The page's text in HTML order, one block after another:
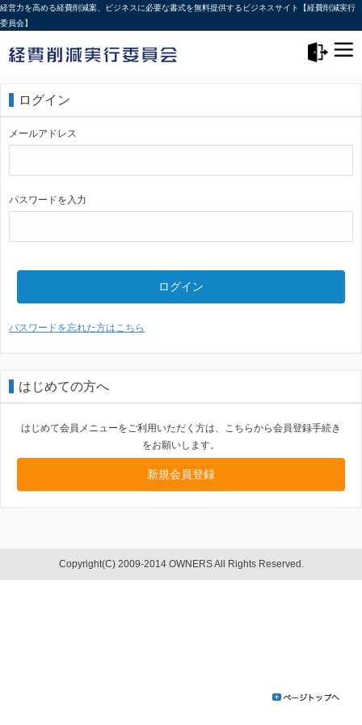
経営力を高める経費削減案、ビジネスに必要な書式を無料提供するビジネスサイト【経費削減実行
委員会】
ログイン
メールアドレス
パスワードを入力
ログイン
パスワードを忘れた方はこちら
はじめての方へ
はじめて会員メニューをご利用いただく方は、こちらから会員登録手続き
をお願いします。
新規会員登録
Copyright(C) 2009-2014 OWNERS All Rights Reserved.